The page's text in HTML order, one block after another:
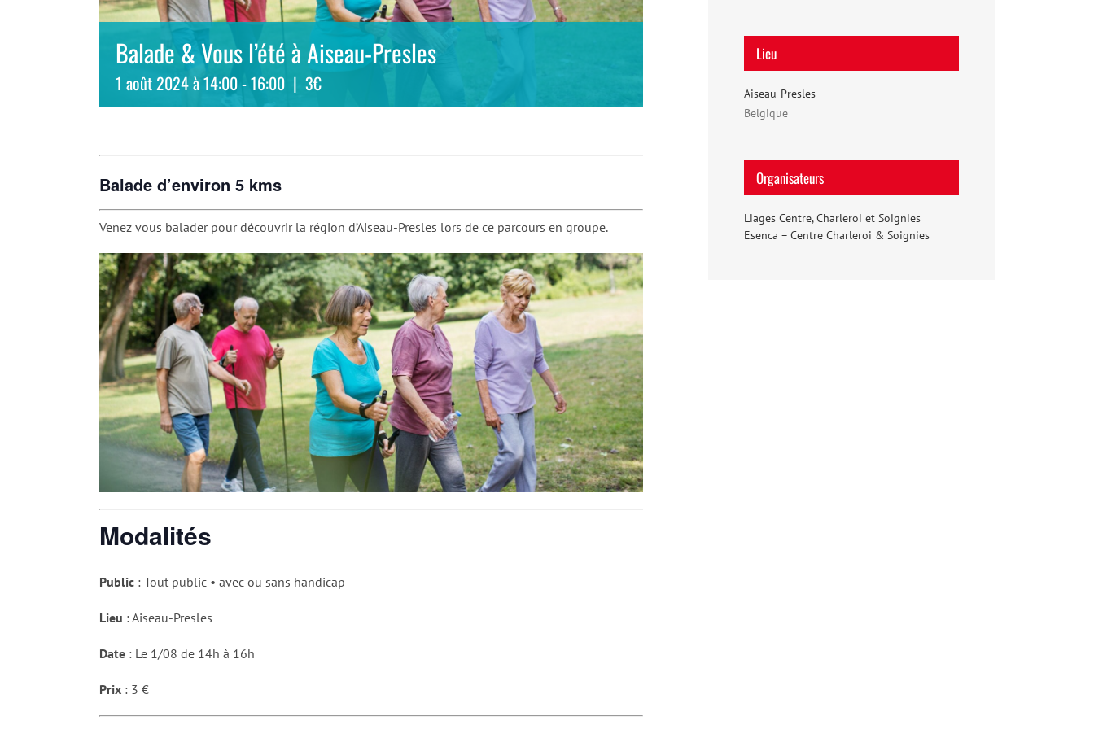
Balade & Vous l’été à Aiseau-Presles
1 août 2024 à 14:00-16:00 | 3€
Balade d’environ 5 kms
Venez vous balader pour découvrir la région d’Aiseau-Presles lors de ce parcours en groupe.
Modalités
Public : Tout public • avec ou sans handicap
Lieu : Aiseau-Presles
Date : Le 1/08 de 14h à 16h
Prix : 3 €
Lieu
Aiseau-Presles
Belgique
Organisateurs
Liages Centre, Charleroi et Soignies
Esenca – Centre Charleroi & Soignies